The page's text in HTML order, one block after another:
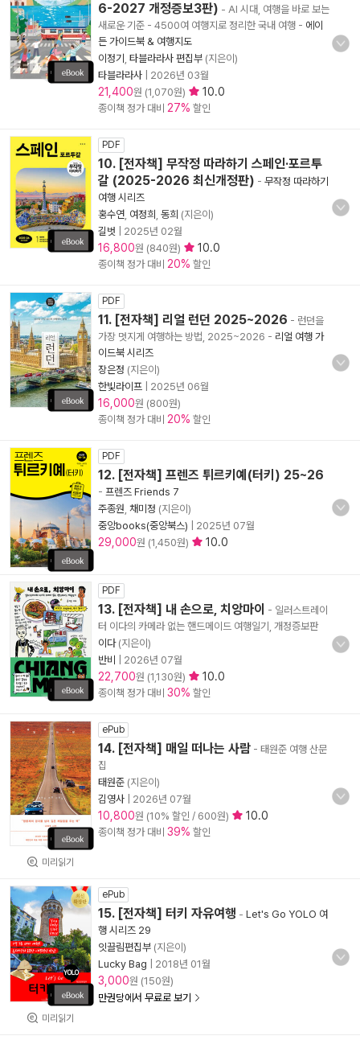
6-2027 개정증보3판) - AI 시대, 여행을 바로 보는
새로운 기준 - 4500여 여행지로 정리한 국내 여행 - 에이
든 가이드북 & 여행지도
이정기
타블라라사 편집부 (지은이)
타블라라사
2026년 03월
21,400원 (1,070원) 10.0
종이책 정가 대비 27% 할인
PDF
10. [전자책] 무작정 따라하기 스페인·포르투
갈 (2025-2026 최신개정판) - 무작정 따라하기
여행 시리즈
홍수연 여정희 동희 (지은이)
길벗
2025년 02월
16,800원 (840원) 10.0
종이책 정가 대비 20% 할인
PDF
11. [전자책] 리얼 런던 2025~2026 - 런던을
가장 멋지게 여행하는 방법, 2025~2026 - 리얼 여행 가
이드북 시리즈
장은정 (지은이)
한빛라이프
2025년 06월
16,000원 (800원)
종이책 정가 대비 20% 할인
PDF
12. [전자책] 프렌즈 튀르키예(터키) 25~26
- 프렌즈 Friends 7
주종원 채미정 (지은이)
중앙books(중앙북스)
2025년 07월
29,000원 (1,450원) 10.0
PDF
13. [전자책] 내 손으로, 치앙마이 - 일러스트레이
터 이다의 카메라 없는 핸드메이드 여행일기, 개정증보판
이다(지은이)
반비
2026년 07월
22,700원 (1,130원) 10.0
종이책 정가 대비 30% 할인
미리읽기
ePub
14. [전자책] 매일 떠나는 사람 - 태원준 여행 산문
집
태원준 (지은이)
김영사
2026년 07월
10,800원 (10% 할인 / 600원) 10.0
종이책 정가 대비 39% 할인
미리읽기
ePub
15. [전자책] 터키 자유여행 - Let's Go YOLO 여
행 시리즈 29
잇끌림편집부 (지은이)
Lucky Bag
2018년 01월
3,000원 (150원)
만권당에서 무료로 보기